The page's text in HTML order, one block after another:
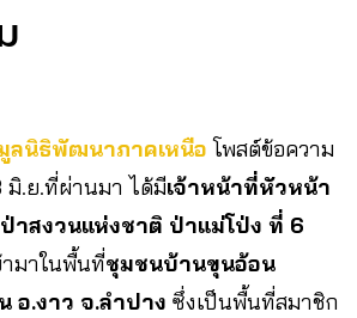
ลนิธิพัฒนาภาคเหนือ โพสต์ข้อความ
มิ.ย.ที่ผ่านมา ได้มีเจ้าหน้าที่หัวหน้า
สงวนแห่งชาติ ป่าแม่โป่ง ที่ 6
มาในพื้นที่ชุมชนบ้านขุนอ้อน
อ.งาว จ.ลำปาง ซึ่งเป็นพื้นที่สมาชิก